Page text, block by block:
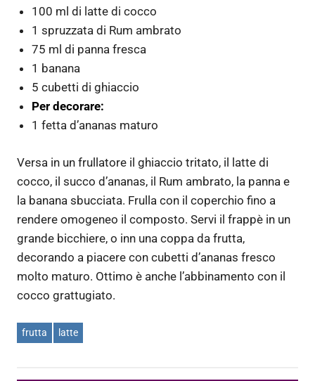
100 ml di latte di cocco
1 spruzzata di Rum ambrato
75 ml di panna fresca
1 banana
5 cubetti di ghiaccio
Per decorare:
1 fetta d’ananas maturo
Versa in un frullatore il ghiaccio tritato, il latte di
cocco, il succo d’ananas, il Rum ambrato, la panna e
la banana sbucciata. Frulla con il coperchio fino a
rendere omogeneo il composto. Servi il frappè in un
grande bicchiere, o inn una coppa da frutta,
decorando a piacere con cubetti d’ananas fresco
molto maturo. Ottimo è anche l’abbinamento con il
cocco grattugiato.
frutta latte